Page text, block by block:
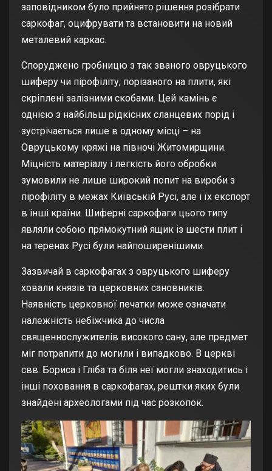
заповідником було прийнято рішення розібрати
саркофаг, оцифрувати та встановити на новий
металевий каркас.
Споруджено гробницю з так званого овруцького
шиферу чи пірофіліту, порізаного на плити, які
скріплені залізними скобами. Цей камінь є
однією з найбільш рідкісних сланцевих порід і
зустрічається лише в одному місці – на
Овруцькому кряжі на півночі Житомирщини.
Міцність матеріалу і легкість його обробки
зумовили не лише широкий попит на вироби з
пірофіліту в межах Київській Русі, але і їх експорт
в інші країни. Шиферні саркофаги цього типу
являли собою прямокутний ящик із шести плит і
на теренах Русі були найпоширенішими.
Зазвичай в саркофагах з овруцького шиферу
ховали князів та церковних сановників.
Наявність церковної печатки може означати
належність небіжчика до числа
священнослужителів високого сану, але предмет
міг потрапити до могили і випадково. В церкві
свв. Бориса і Гліба та біля неї могли знаходитись і
інші поховання в саркофагах, рештки яких були
знайдені археологами під час розкопок.